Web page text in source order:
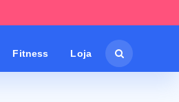
Fitness Loja